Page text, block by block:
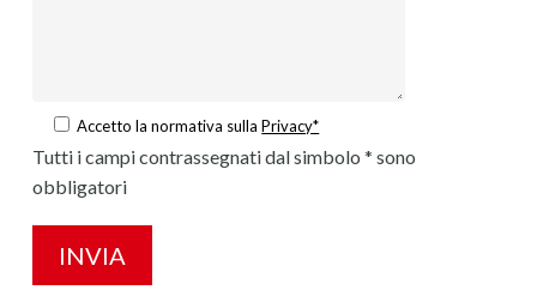
Accetto la normativa sullaPrivacy*
Tutti i campi contrassegnati dal simbolo * sono
obbligatori